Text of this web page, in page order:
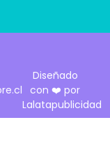
Diseñado
con ❤️ por
Lalatapublicidad